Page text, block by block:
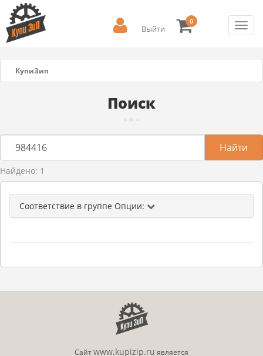
Выйти
0
КупиЗип
Поиск
Найдено: 1
Соответствие в группе Опции:
Сайтwww.kupizip.ru является